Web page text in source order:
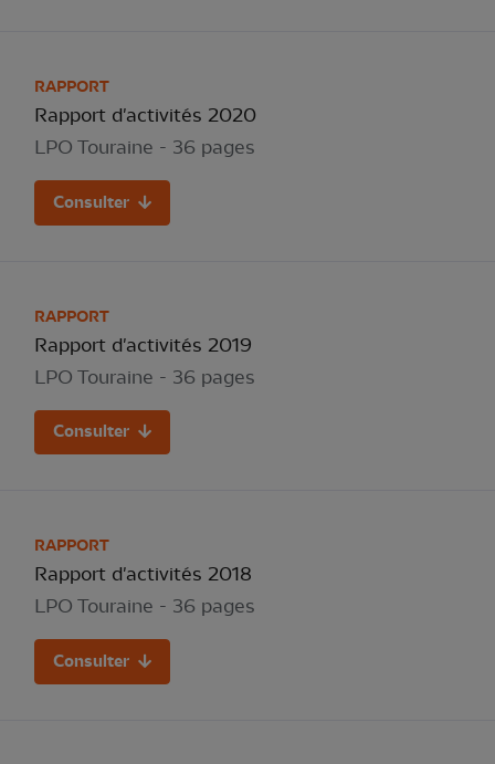
RAPPORT
Rapport d'activités 2020
LPO Touraine - 36 pages
Consulter
RAPPORT
Rapport d'activités 2019
LPO Touraine - 36 pages
Consulter
RAPPORT
Rapport d'activités 2018
LPO Touraine - 36 pages
Consulter